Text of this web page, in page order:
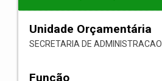
Unidade Orçamentária
SECRETARIA DE
Função